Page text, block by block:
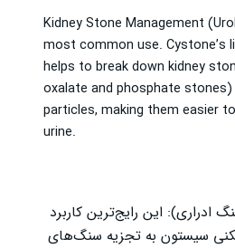
Kidney Stone Management
most common use. Cystone’s
helps to break down kidney
oxalate and phosphate
particles, making them easier
urine.
این رایج‌ترین کاربرد
سیستون به تجزیه سنگ‌های